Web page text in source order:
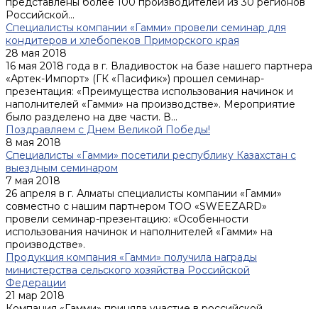
Российской...
Специалисты компании «Гамми» провели семинар для
кондитеров и хлебопеков Приморского края
28 мая 2018
16 мая 2018 года в г. Владивосток на базе нашего партнера
«Артек-Импорт» (ГК «Пасифик») прошел семинар-
презентация: «Преимущества использования начинок и
наполнителей «Гамми» на производстве». Мероприятие
было разделено на две части. В...
Поздравляем с Днем Великой Победы!
8 мая 2018
Специалисты «Гамми» посетили республику Казахстан с
выездным семинаром
7 мая 2018
26 апреля в г. Алматы специалисты компании «Гамми»
совместно с нашим партнером ТОО «SWEEZARD»
провели семинар-презентацию: «Особенности
использования начинок и наполнителей «Гамми» на
производстве».
Продукция компания «Гамми» получила награды
министерства сельского хозяйства Российской
Федерации
21 мар 2018